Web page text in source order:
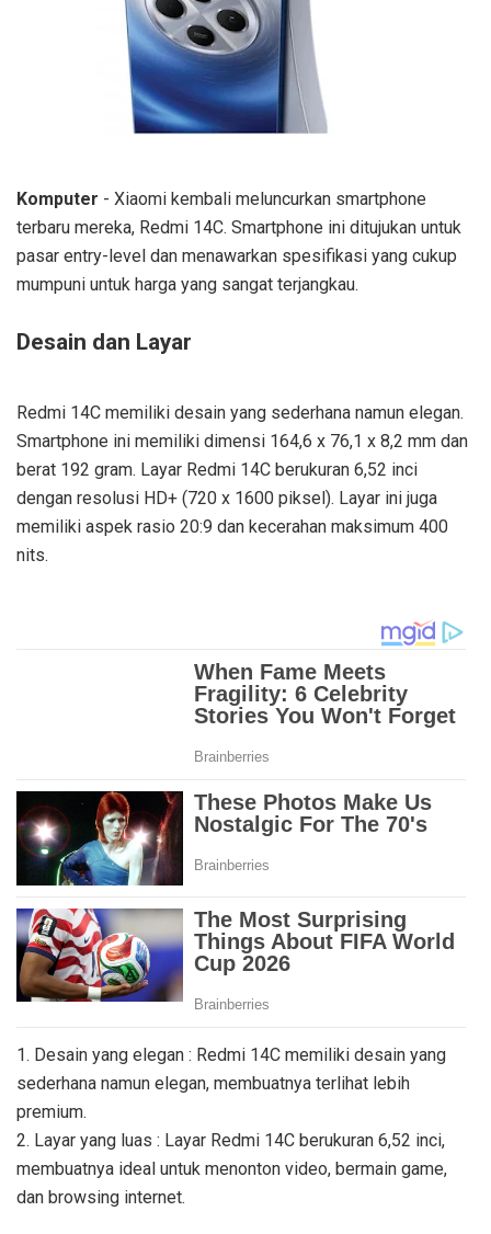
Komputer - Xiaomi kembali meluncurkan smartphone
terbaru mereka, Redmi 14C. Smartphone ini ditujukan untuk
pasar entry-level dan menawarkan spesifikasi yang cukup
mumpuni untuk harga yang sangat terjangkau.
Desain dan Layar
Redmi 14C memiliki desain yang sederhana namun elegan.
Smartphone ini memiliki dimensi 164,6 x 76,1 x 8,2 mm dan
berat 192 gram. Layar Redmi 14C berukuran 6,52 inci
dengan resolusi HD+ (720 x 1600 piksel). Layar ini juga
memiliki aspek rasio 20:9 dan kecerahan maksimum 400
nits.
1. Desain yang elegan : Redmi 14C memiliki desain yang
sederhana namun elegan, membuatnya terlihat lebih
premium.
2. Layar yang luas : Layar Redmi 14C berukuran 6,52 inci,
membuatnya ideal untuk menonton video, bermain game,
dan browsing internet.